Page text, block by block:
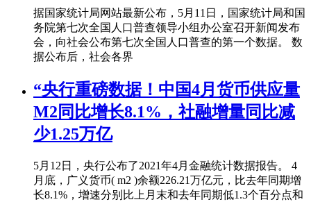
据国家统计局网站最新公布，5月11日，国家统计局和国
务院第七次全国人口普查领导小组办公室召开新闻发布
会，向社会公布第七次全国人口普查的第一个数据。 数
据公布后，社会各界
“央行重磅数据！中国4月货币供应量
M2同比增长8.1%，社融增量同比减
少1.25万亿
5月12日，央行公布了2021年4月金融统计数据报告。 4
月底，广义货币( m2 )余额226.21万亿元，比去年同期增
长8.1%，增速分别比上月末和去年同期低1.3个百分点和